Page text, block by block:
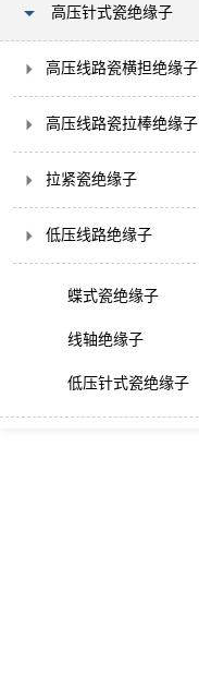
高压针式瓷绝缘子
高压线路瓷横担绝缘子
高压线路瓷拉棒绝缘子
拉紧瓷绝缘子
低压线路绝缘子
蝶式瓷绝缘子
线轴绝缘子
低压针式瓷绝缘子